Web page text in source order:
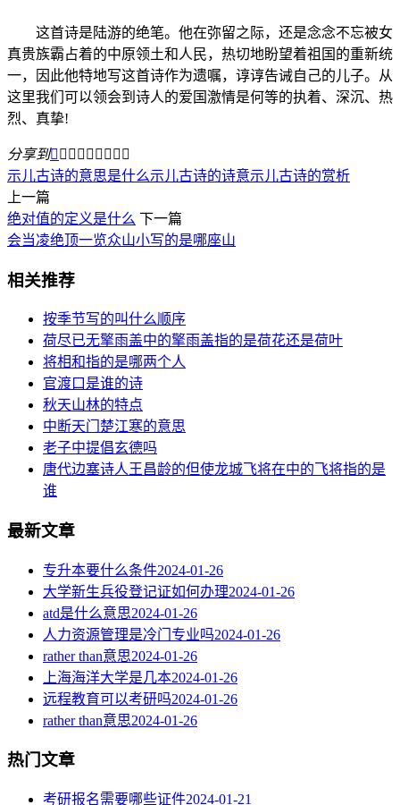
这首诗是陆游的绝笔。他在弥留之际，还是念念不忘被女
真贵族霸占着的中原领土和人民，热切地盼望着祖国的重新统
一，因此他特地写这首诗作为遗嘱，谆谆告诫自己的儿子。从
这里我们可以领会到诗人的爱国激情是何等的执着、深沉、热
烈、真挚!
分享到        
示儿古诗的意思是什么示儿古诗的诗意示儿古诗的赏析
上一篇
绝对值的定义是什么 下一篇
会当凌绝顶一览众山小写的是哪座山
相关推荐
按季节写的叫什么顺序
荷尽已无擎雨盖中的擎雨盖指的是荷花还是荷叶
将相和指的是哪两个人
官渡口是谁的诗
秋天山林的特点
中断天门楚江寒的意思
老子中提倡玄德吗
唐代边塞诗人王昌龄的但使龙城飞将在中的飞将指的是
谁
最新文章
专升本要什么条件2024-01-26
大学新生兵役登记证如何办理2024-01-26
atd是什么意思2024-01-26
人力资源管理是冷门专业吗2024-01-26
rather than意思2024-01-26
上海海洋大学是几本2024-01-26
远程教育可以考研吗2024-01-26
rather than意思2024-01-26
热门文章
考研报名需要哪些证件2024-01-21